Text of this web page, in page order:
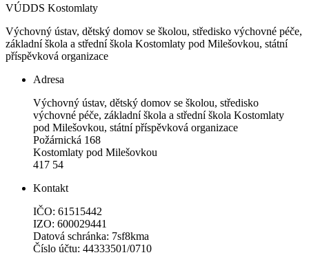
VÚDDS Kostomlaty
Výchovný ústav, dětský domov se školou, středisko výchovné péče,
základní škola a střední škola Kostomlaty pod Milešovkou, státní
příspěvková organizace
Adresa
Výchovný ústav, dětský domov se školou, středisko
výchovné péče, základní škola a střední škola Kostomlaty
pod Milešovkou, státní příspěvková organizace
Požárnická 168
Kostomlaty pod Milešovkou
417 54
Kontakt
IČO: 61515442
IZO: 600029441
Datová schránka: 7sf8kma
Číslo účtu: 44333501/0710